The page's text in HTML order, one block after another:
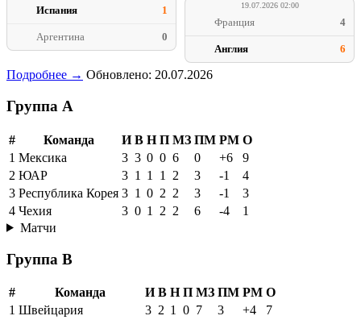
Испания 1
Аргентина 0
19.07.2026 02:00
Франция 4
Англия 6
Подробнее → Обновлено: 20.07.2026
Группа A
# Команда И В Н П МЗ ПМ РМ О
1 Мексика 3 3 0 0 6 0 +6
9
2 ЮАР 3 1 1 1 2 3 -1
4
3 Республика Корея 3 1 0 2 2 3 -1
3
4 Чехия 3 0 1 2 2 6 -4
1
Матчи
Группа B
# Команда И В Н П МЗ ПМ РМ О
1 Швейцария 3 2 1 0 7 3 +4
7